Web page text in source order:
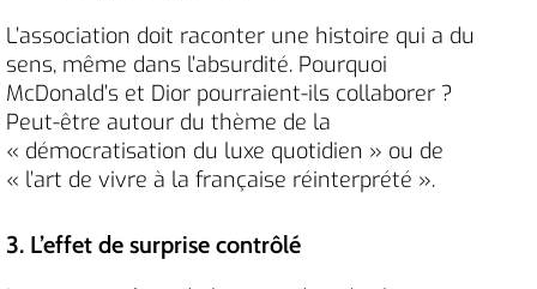
L’association doit raconter une histoire qui a du
sens, même dans l’absurdité. Pourquoi
McDonald’s et Dior pourraient-ils collaborer ?
Peut-être autour du thème de la
« démocratisation du luxe quotidien » ou de
« l’art de vivre à la française réinterprété ».
3. L’effet de surprise contrôlé